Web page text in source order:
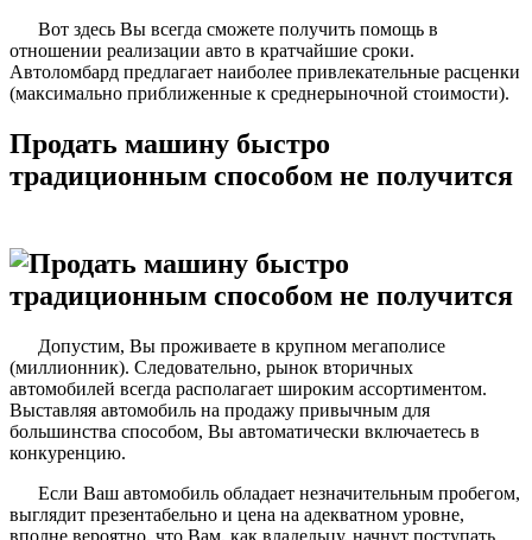
Вот здесь Вы всегда сможете получить помощь в
отношении реализации авто в кратчайшие сроки.
Автоломбард предлагает наиболее привлекательные расценки
(максимально приближенные к среднерыночной стоимости).
Продать машину быстро
традиционным способом не получится
Допустим, Вы проживаете в крупном мегаполисе
(миллионник). Следовательно, рынок вторичных
автомобилей всегда располагает широким ассортиментом.
Выставляя автомобиль на продажу привычным для
большинства способом, Вы автоматически включаетесь в
конкуренцию.
Если Ваш автомобиль обладает незначительным пробегом,
выглядит презентабельно и цена на адекватном уровне,
вполне вероятно, что Вам, как владельцу, начнут поступать